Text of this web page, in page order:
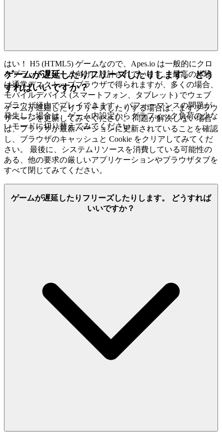
はい！ H5 (HTML5) ゲームなので、Apes.io は一般的にクロ
スプラットフォーム向けに設計されています。 最高の体験
は通常デスクトップブラウザで得られますが、多くの場合、
モバイルデバイス (スマートフォン、タブレット) でウェブ
ブラウザ経由でプレイできます。 パフォーマンスの問題が
発生した場合は、ゲーム内設定からグラフィック負荷の少な
いモードに切り替えてみてください。
ゲームが遅延したりフリーズしたりします。 どう
すればいいですか？
ゲームが遅延したりフリーズしたりする場合は、まずブラウ
ザページを更新してみてください。 問題が解決しない場合
は、ブラウザが最新バージョンに更新されていることを確認
し、ブラウザのキャッシュと Cookie をクリアしてみてくだ
さい。 最後に、システムリソースを消費している可能性の
ある、他の要求の厳しいアプリケーションやブラウザタブを
すべて閉じてみてください。
ゲームが遅延したりフリーズしたりします。 どうすれば
いいですか？